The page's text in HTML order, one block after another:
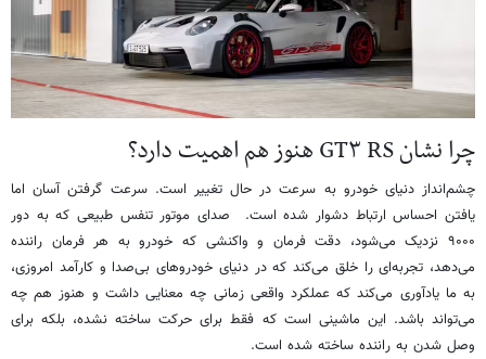
چرا نشان GT۳ RS هنوز هم اهمیت دارد؟
چشم‌انداز دنیای خودرو به سرعت در حال تغییر است. سرعت گرفتن آسان اما
یافتن احساس ارتباط دشوار شده است. صدای موتور تنفس طبیعی که به دور
۹۰۰۰ نزدیک می‌شود، دقت فرمان و واکنشی که خودرو به هر فرمان راننده
می‌دهد، تجربه‌ای را خلق می‌کند که در دنیای خودروهای بی‌صدا و کارآمد امروزی،
به ما یادآوری می‌کند که عملکرد واقعی زمانی چه معنایی داشت و هنوز هم چه
می‌تواند باشد. این ماشینی است که فقط برای حرکت ساخته نشده، بلکه برای
وصل شدن به راننده ساخته شده است.